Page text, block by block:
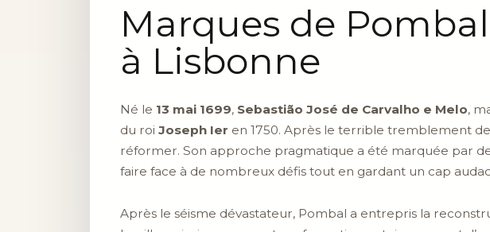
Marques de
à Lisbonne
Né le 13 mai 1699, Sebastião José de Carvalho e Melo,
du roi Joseph Ier en 1750. Après le terrible tremblement
réformer. Son approche pragmatique a été marquée par
faire face à de nombreux défis tout en gardant un cap
Après le séisme dévastateur, Pombal a entrepris la